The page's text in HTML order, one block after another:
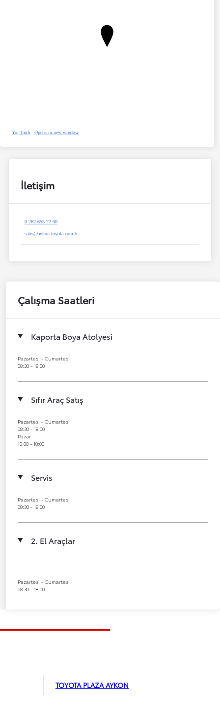
Yol Tarifi Opens in new window
İletişim
0 262 655 22 00
satis@aykon.toyota.com.tr
Çalışma Saatleri
Kaporta Boya Atolyesi
Pazartesi - Cumartesi
08:30 - 18:00
Sıfır Araç Satış
Pazartesi - Cumartesi
08:30 - 18:00
Pazar
10:00 - 18:00
Servis
Pazartesi - Cumartesi
08:30 - 18:00
2. El Araçlar
Pazartesi - Cumartesi
08:30 - 18:00
TOYOTA PLAZA AYKON